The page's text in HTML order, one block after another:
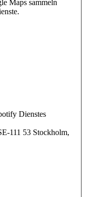
Maps sammeln
Dienstes
111 53 Stockholm,